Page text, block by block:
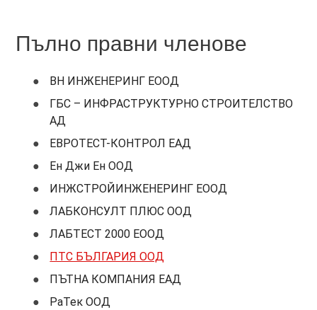
Пълно правни членове
ВН ИНЖЕНЕРИНГ ЕООД
ГБС – ИНФРАСТРУКТУРНО СТРОИТЕЛСТВО
АД
ЕВРОТЕСТ-КОНТРОЛ ЕАД
Ен Джи Ен ООД
ИНЖСТРОЙИНЖЕНЕРИНГ ЕООД
ЛАБКОНСУЛТ ПЛЮС ООД
ЛАБТЕСТ 2000 ЕООД
ПТС БЪЛГАРИЯ ООД
ПЪТНА КОМПАНИЯ ЕАД
РаТек ООД